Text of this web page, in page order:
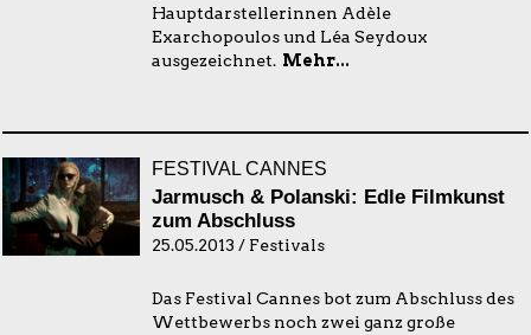
Hauptdarstellerinnen Adèle
Exarchopoulos und Léa Seydoux
ausgezeichnet. Mehr...
FESTIVAL CANNES
Jarmusch & Polanski: Edle Filmkunst
zum Abschluss
25.05.2013 / Festivals
Das Festival Cannes bot zum Abschluss des
Wettbewerbs noch zwei ganz große